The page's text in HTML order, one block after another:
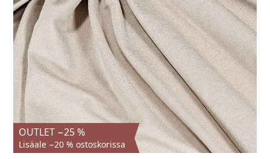
OUTLET −25 %
Lisäale −20 % ostoskorissa